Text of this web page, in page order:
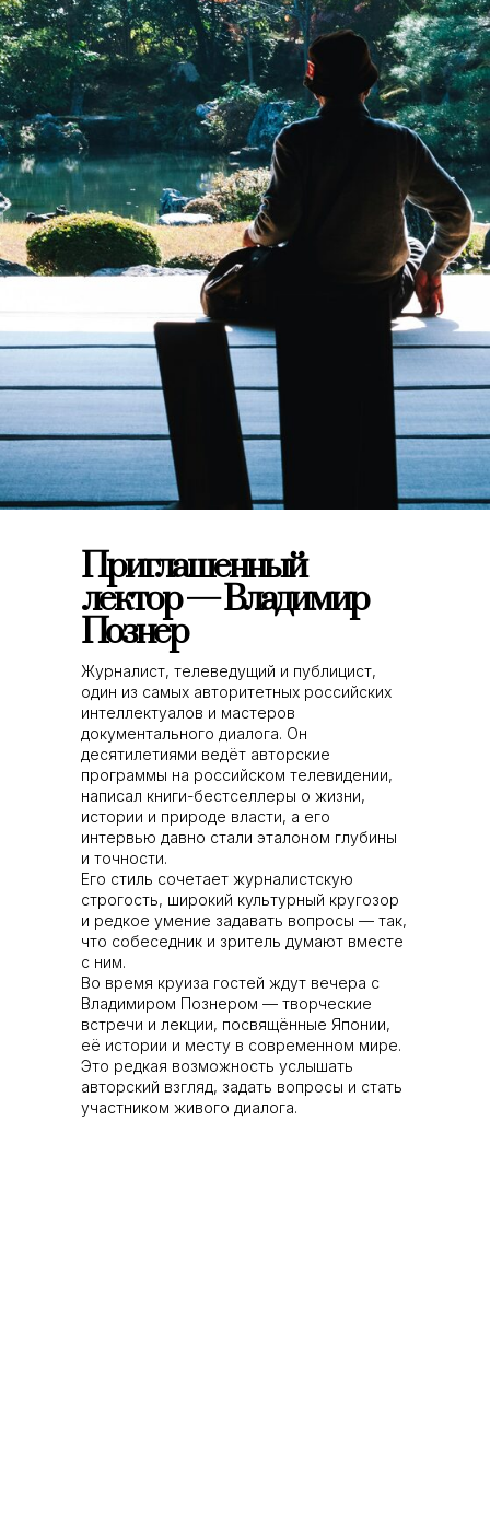
Приглашенный
лектор — Владимир
Познер
Журналист, телеведущий и публицист,
один из самых авторитетных российских
интеллектуалов и мастеров
документального диалога. Он
десятилетиями ведёт авторские
программы на российском телевидении,
написал книги-бестселлеры о жизни,
истории и природе власти, а его
интервью давно стали эталоном глубины
и точности.
Его стиль сочетает журналистскую
строгость, широкий культурный кругозор
и редкое умение задавать вопросы — так,
что собеседник и зритель думают вместе
с ним.
Во время круиза гостей ждут вечера с
Владимиром Познером — творческие
встречи и лекции, посвящённые Японии,
её истории и месту в современном мире.
Это редкая возможность услышать
авторский взгляд, задать вопросы и стать
участником живого диалога.